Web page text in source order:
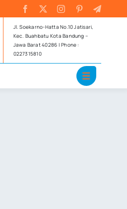
Jl. Soekarno-Hatta No.10 Jatisari,
Kec. Buahbatu Kota Bandung –
Jawa Barat 40286 | Phone :
0227315810